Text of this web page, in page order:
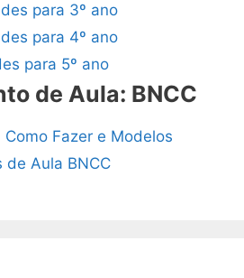
para 3º ano
para 4º ano
para 5º ano
de Aula: BNCC
Fazer e Modelos
de Aula BNCC